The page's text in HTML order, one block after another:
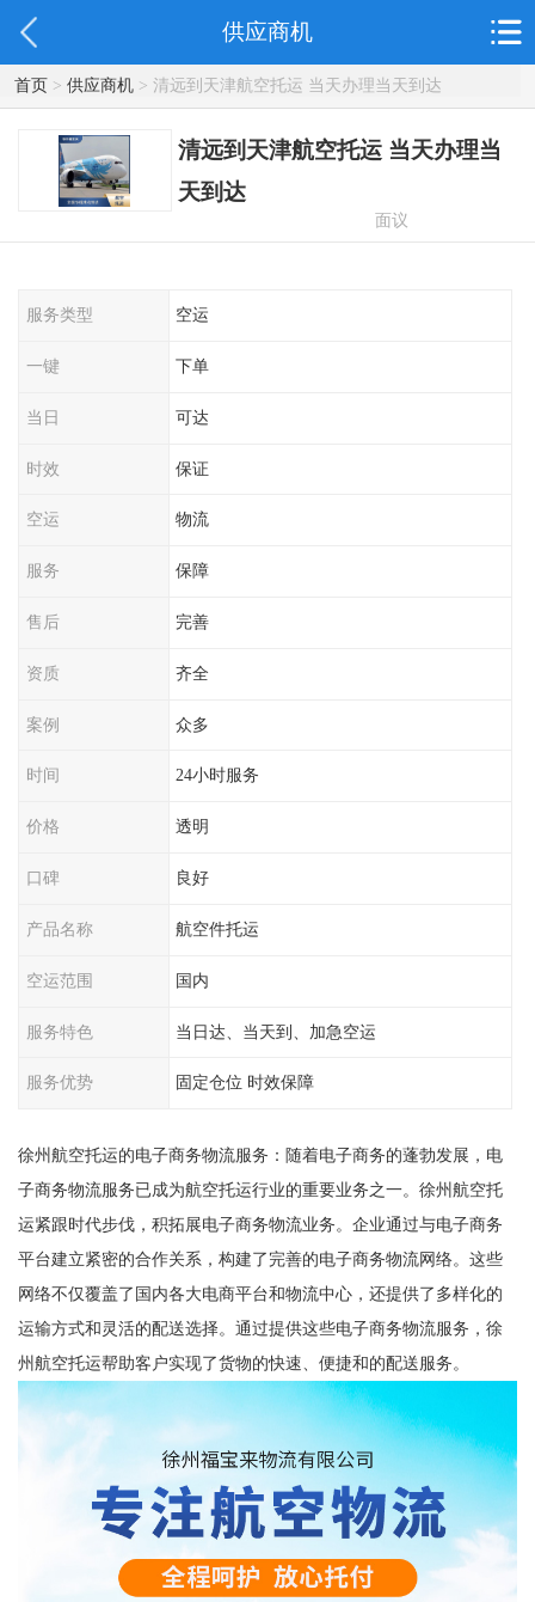
供应商机
首页> 供应商机> 清远到天津航空托运 当天办理当天到达
清远到天津航空托运 当天办理当
天到达
面议
服务类型 空运
一键 下单
当日 可达
时效 保证
空运 物流
服务 保障
售后 完善
资质 齐全
案例 众多
时间 24小时服务
价格 透明
口碑 良好
产品名称 航空件托运
空运范围 国内
服务特色 当日达、当天到、加急空运
服务优势 固定仓位 时效保障
徐州航空托运的电子商务物流服务：随着电子商务的蓬勃发展，电
子商务物流服务已成为航空托运行业的重要业务之一。徐州航空托
运紧跟时代步伐，积拓展电子商务物流业务。企业通过与电子商务
平台建立紧密的合作关系，构建了完善的电子商务物流网络。这些
网络不仅覆盖了国内各大电商平台和物流中心，还提供了多样化的
运输方式和灵活的配送选择。通过提供这些电子商务物流服务，徐
州航空托运帮助客户实现了货物的快速、便捷和的配送服务。